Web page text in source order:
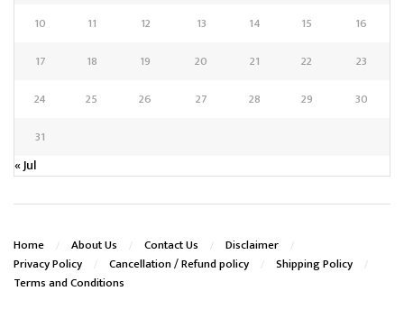
10
11 12 13 14 15
16
17
18 19 20 21 22
23
24
25 26 27 28 29
30
31
« Jul
Home About Us Contact Us
Disclaimer
Privacy Policy
Cancellation / Refund policy
Shipping Policy
Terms and Conditions